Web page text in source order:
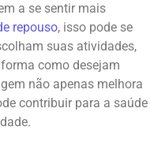
a se sentir mais
repouso, isso pode se
suas atividades,
como desejam
não apenas melhora
contribuir para a saúde